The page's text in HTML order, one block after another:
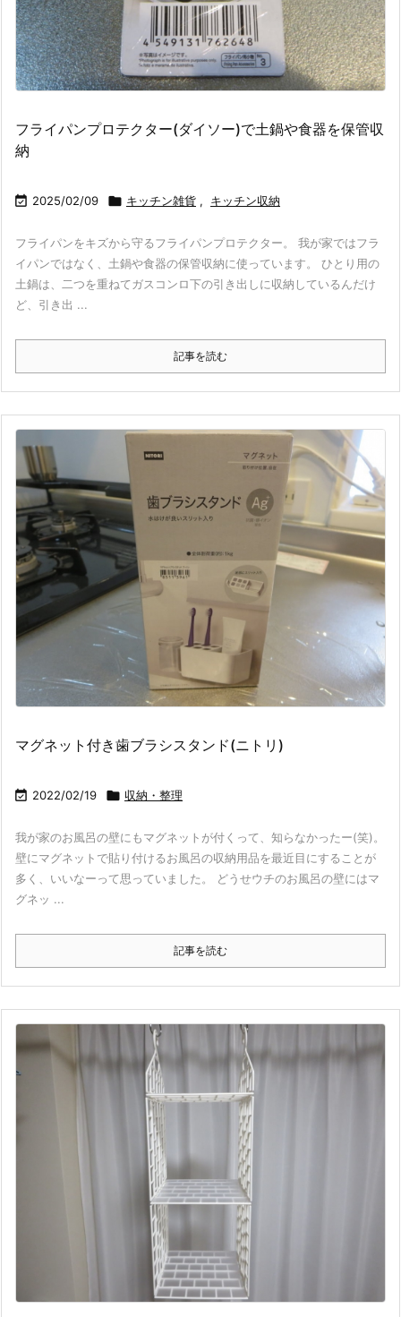
フライパンプロテクター(ダイソー)で土鍋や食器を保管収
納
 2025/02/09  キッチン雑貨 , キッチン収納
フライパンをキズから守るフライパンプロテクター。 我が家ではフラ
イパンではなく、土鍋や食器の保管収納に使っています。 ひとり用の
土鍋は、二つを重ねてガスコンロ下の引き出しに収納しているんだけ
ど、引き出 ...
記事を読む
マグネット付き歯ブラシスタンド(ニトリ)
 2022/02/19  収納・整理
我が家のお風呂の壁にもマグネットが付くって、知らなかったー(笑)。
壁にマグネットで貼り付けるお風呂の収納用品を最近目にすることが
多く、いいなーって思っていました。 どうせウチのお風呂の壁にはマ
グネッ ...
記事を読む